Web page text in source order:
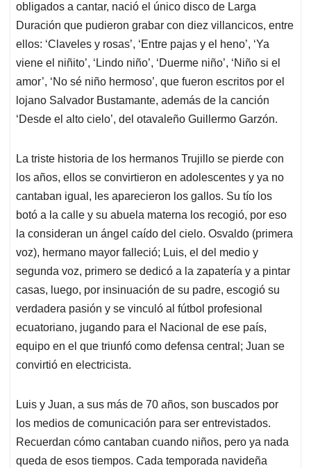
obligados a cantar, nació el único disco de Larga
Duración que pudieron grabar con diez villancicos, entre
ellos: ‘Claveles y rosas’, ‘Entre pajas y el heno’, ‘Ya
viene el niñito’, ‘Lindo niño’, ‘Duerme niño’, ‘Niño si el
amor’, ‘No sé niño hermoso’, que fueron escritos por el
lojano Salvador Bustamante, además de la canción
‘Desde el alto cielo’, del otavaleño Guillermo Garzón.
La triste historia de los hermanos Trujillo se pierde con
los años, ellos se convirtieron en adolescentes y ya no
cantaban igual, les aparecieron los gallos. Su tío los
botó a la calle y su abuela materna los recogió, por eso
la consideran un ángel caído del cielo. Osvaldo (primera
voz), hermano mayor falleció; Luis, el del medio y
segunda voz, primero se dedicó a la zapatería y a pintar
casas, luego, por insinuación de su padre, escogió su
verdadera pasión y se vinculó al fútbol profesional
ecuatoriano, jugando para el Nacional de ese país,
equipo en el que triunfó como defensa central; Juan se
convirtió en electricista.
Luis y Juan, a sus más de 70 años, son buscados por
los medios de comunicación para ser entrevistados.
Recuerdan cómo cantaban cuando niños, pero ya nada
queda de esos tiempos. Cada temporada navideña